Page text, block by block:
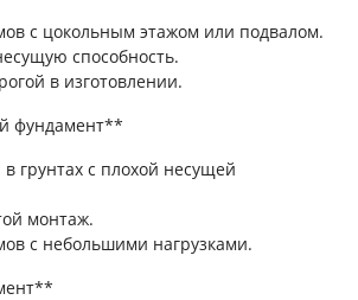
с цокольным этажом или подвалом.
способность.
в изготовлении.
фундамент**
грунтах с плохой несущей
монтаж.
с небольшими нагрузками.